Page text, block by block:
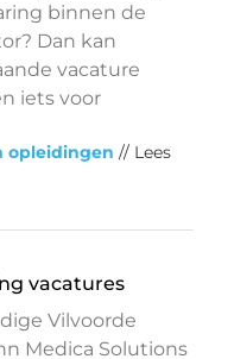
binnen de
Dan kan
vacature
iets voor
opleidingen // Lees
vacatures
Vilvoorde
Medica Solutions